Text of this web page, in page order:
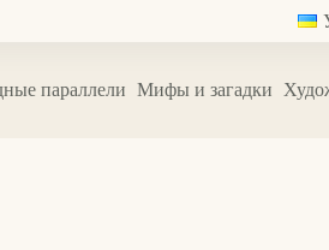
параллели Мифы и загадки